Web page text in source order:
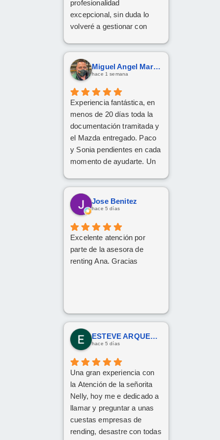
profesionalidad
excepcional, sin duda lo
volveré a gestionar con
contrataciones.
Miguel Angel Martín González
hace 1 semana
Experiencia fantástica, en
menos de 20 días toda la
documentación tramitada y
el Mazda entregado. Paco
y Sonia pendientes en cada
momento de ayudarte. Un
Jose Benitez
hace 5 días
Excelente atención por
parte de la asesora de
renting Ana. Gracias
ESTEVE ARQUES SENDRA
hace 5 días
Una gran experiencia con
la Atención de la señorita
Nelly, hoy me e dedicado a
llamar y preguntar a unas
cuestas empresas de
rending, desastre con todas